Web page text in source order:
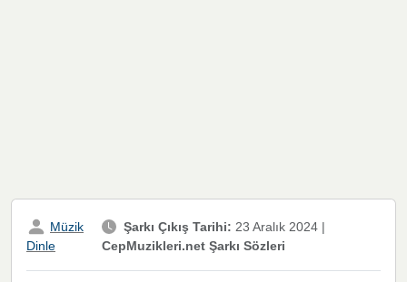
Müzik
Dinle
Şarkı Çıkış Tarihi: 23 Aralık 2024 |
CepMuzikleri.net Şarkı Sözleri